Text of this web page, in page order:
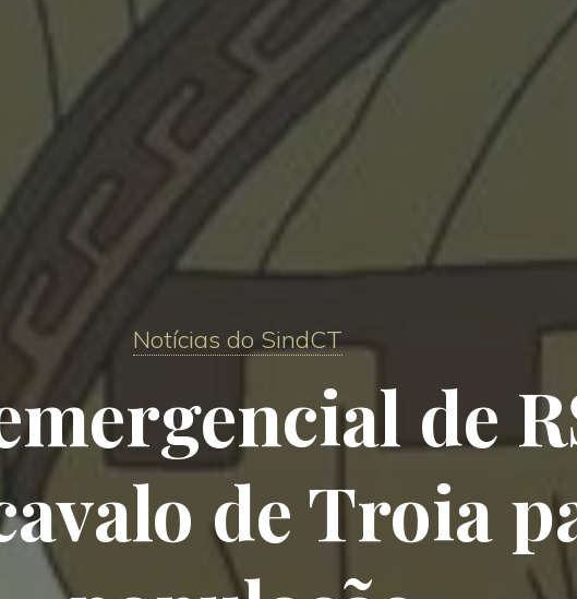
Notícias do SindCT
de
de Troia